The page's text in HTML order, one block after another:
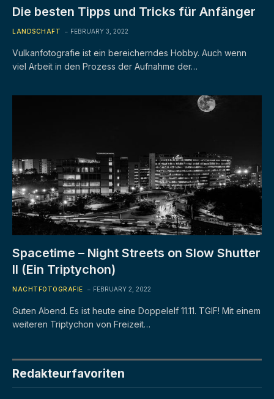
Die besten Tipps und Tricks für Anfänger
LANDSCHAFT FEBRUARY 3, 2022
Vulkanfotografie ist ein bereicherndes Hobby. Auch wenn
viel Arbeit in den Prozess der Aufnahme der…
Spacetime – Night Streets on Slow Shutter
II (Ein Triptychon)
NACHTFOTOGRAFIE FEBRUARY 2, 2022
Guten Abend. Es ist heute eine Doppelelf 11.11. TGIF! Mit einem
weiteren Triptychon von Freizeit…
Redakteurfavoriten